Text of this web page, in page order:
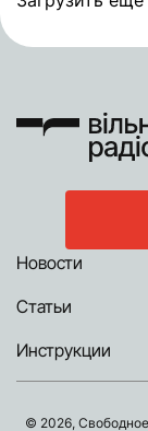
Новости
Статьи
Инструкции
© 2026,